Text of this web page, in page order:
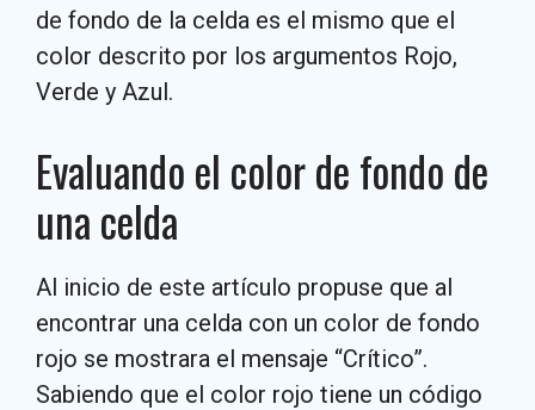
de fondo de la celda es el mismo que el
color descrito por los argumentos Rojo,
Verde y Azul.
Evaluando el color de fondo de
una celda
Al inicio de este artículo propuse que al
encontrar una celda con un color de fondo
rojo se mostrara el mensaje “Crítico”.
Sabiendo que el color rojo tiene un código